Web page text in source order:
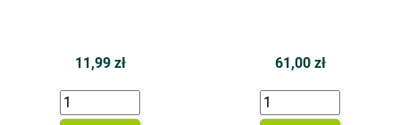
11,99 zł 61,00 zł